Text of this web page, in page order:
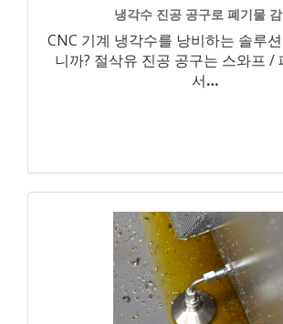
냉각수 진공 공구로 폐기물
CNC 기계 냉각수를 낭비하는 솔루
니까? 절삭유 진공 공구는 스와프 /
서…